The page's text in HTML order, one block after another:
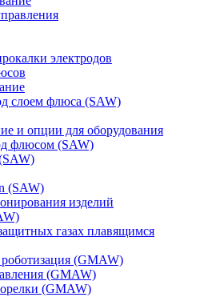
электродов
слоем флюса (SAW)
и опции для оборудования
флюсом (SAW)
(SAW)
изделий
газах плавящимся
(GMAW)
(GMAW)
(GMAW)